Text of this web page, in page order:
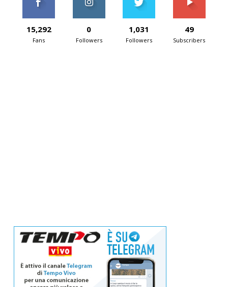
15,292
Fans
0
Followers
1,031
Followers
49
Subscribers